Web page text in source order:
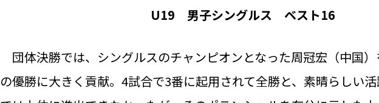
U19 男子シングルス ベスト16
団体決勝では、シングルスのチャンピオンとなった周冠宏（中国
の優勝に大きく貢献。4試合で3番に起用されて全勝と、素晴らしい